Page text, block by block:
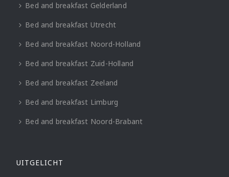
Bed and breakfast Gelderland
Bed and breakfast Utrecht
Bed and breakfast Noord-Holland
Bed and breakfast Zuid-Holland
Bed and breakfast Zeeland
Bed and breakfast Limburg
Bed and breakfast Noord-Brabant
UITGELICHT